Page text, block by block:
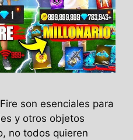
son esenciales para
y otros objetos
no todos quieren